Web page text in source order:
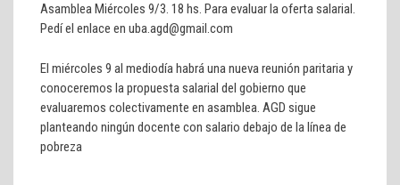
Asamblea Miércoles 9/3. 18 hs. Para evaluar la oferta salarial.
Pedí el enlace en uba.agd@gmail.com
El miércoles 9 al mediodía habrá una nueva reunión paritaria y
conoceremos la propuesta salarial del gobierno que
evaluaremos colectivamente en asamblea. AGD sigue
planteando ningún docente con salario debajo de la línea de
pobreza